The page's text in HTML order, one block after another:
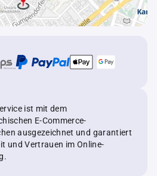
ist mit dem
E-Commerce-
ausgezeichnet und garantiert
und Vertrauen im Online-